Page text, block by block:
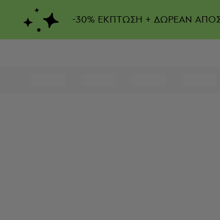
-30% ΕΚΠΤΩΣΗ + ΔΩΡΕΑΝ